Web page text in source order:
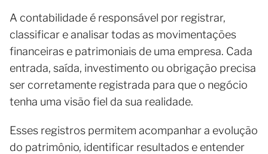
A contabilidade é responsável por registrar,
classificar e analisar todas as movimentações
financeiras e patrimoniais de uma empresa. Cada
entrada, saída, investimento ou obrigação precisa
ser corretamente registrada para que o negócio
tenha uma visão fiel da sua realidade.
Esses registros permitem acompanhar a evolução
do patrimônio, identificar resultados e entender